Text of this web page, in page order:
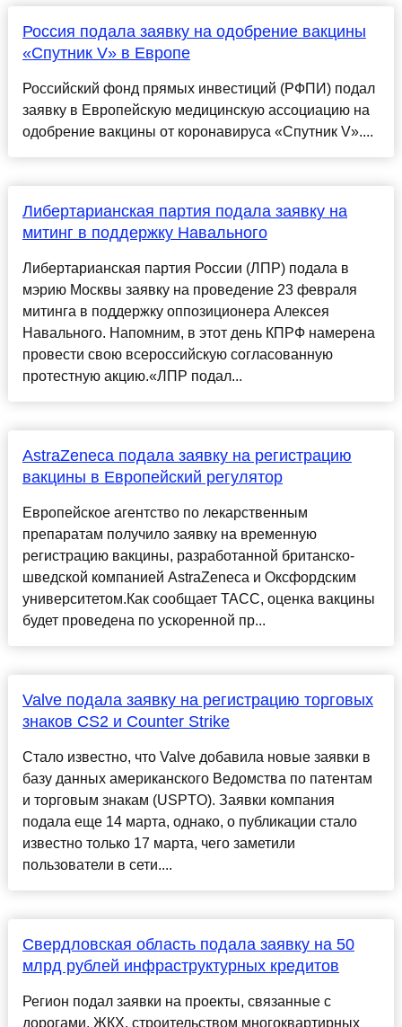
Россия подала заявку на одобрение вакцины
«Спутник V» в Европе
Российский фонд прямых инвестиций (РФПИ) подал
заявку в Европейскую медицинскую ассоциацию на
одобрение вакцины от коронавируса «Спутник V»....
Либертарианская партия подала заявку на
митинг в поддержку Навального
Либертарианская партия России (ЛПР) подала в
мэрию Москвы заявку на проведение 23 февраля
митинга в поддержку оппозиционера Алексея
Навального. Напомним, в этот день КПРФ намерена
провести свою всероссийскую согласованную
протестную акцию.«ЛПР подал...
AstraZeneca подала заявку на регистрацию
вакцины в Европейский регулятор
Европейское агентство по лекарственным
препаратам получило заявку на временную
регистрацию вакцины, разработанной британско-
шведской компанией AstraZeneca и Оксфордским
университетом.Как сообщает ТАСС, оценка вакцины
будет проведена по ускоренной пр...
Valve подала заявку на регистрацию торговых
знаков CS2 и Counter Strike
Стало известно, что Valve добавила новые заявки в
базу данных американского Ведомства по патентам
и торговым знакам (USPTO). Заявки компания
подала еще 14 марта, однако, о публикации стало
известно только 17 марта, чего заметили
пользователи в сети....
Свердловская область подала заявку на 50
млрд рублей инфраструктурных кредитов
Регион подал заявки на проекты, связанные с
дорогами, ЖКХ, строительством многоквартирных